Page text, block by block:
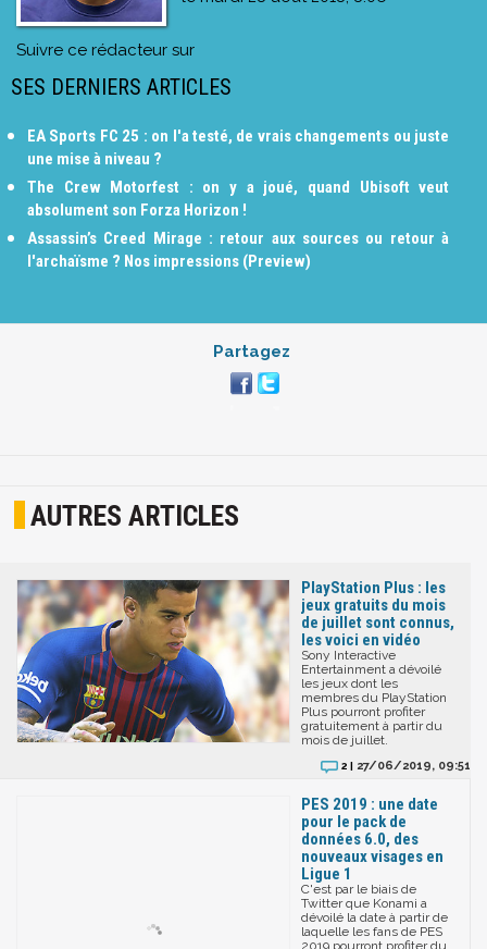
Suivre ce rédacteur sur
SES DERNIERS ARTICLES
EA Sports FC 25 : on l'a testé, de vrais changements ou juste
une mise à niveau ?
The Crew Motorfest : on y a joué, quand Ubisoft veut
absolument son Forza Horizon !
Assassin’s Creed Mirage : retour aux sources ou retour à
l'archaïsme ? Nos impressions (Preview)
Partagez
AUTRES ARTICLES
PlayStation Plus : les
jeux gratuits du mois
de juillet sont connus,
les voici en vidéo
Sony Interactive
Entertainment a dévoilé
les jeux dont les
membres du PlayStation
Plus pourront profiter
gratuitement à partir du
mois de juillet.
2 | 27/06/2019, 09:51
PES 2019 : une date
pour le pack de
données 6.0, des
nouveaux visages en
Ligue 1
C'est par le biais de
Twitter que Konami a
dévoilé la date à partir de
laquelle les fans de PES
2019 pourront profiter du